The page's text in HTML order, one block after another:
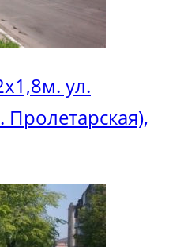
ул.
Пролетарская),